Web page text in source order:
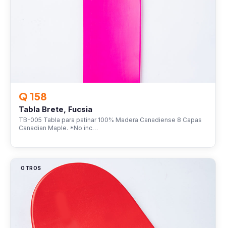
Q 158
Tabla Brete, Fucsia
TB-005 Tabla para patinar 100% Madera Canadiense 8 Capas
Canadian Maple. *No inc…
OTROS